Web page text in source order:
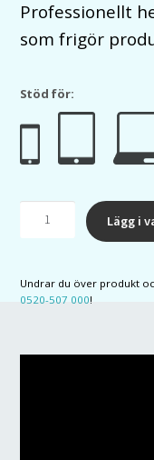
Professionellt
som frigör
Stöd för:
MS
Lägg i
Undrar du över produkt
0520-507 000!